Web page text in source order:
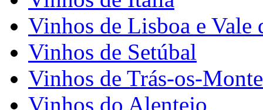
Vinhos de Lisboa e Vale
Vinhos de Setúbal
Vinhos de Trás-os-
Vinhos do Alentejo